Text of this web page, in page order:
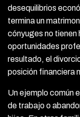
desequilibrios
termina un
cónyuges no tienen
oportunidades
resultado, el
posición financiera
Un ejemplo común
de trabajo o